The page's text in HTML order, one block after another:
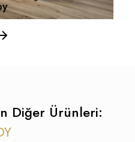
Diğer Ürünleri: